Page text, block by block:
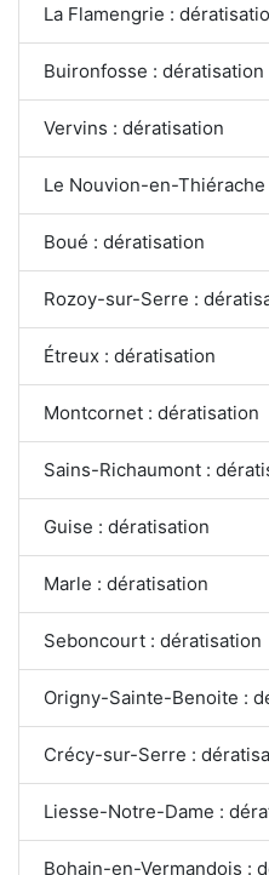
La Flamengrie :
Buironfosse : dératisation
Vervins : dératisation
Le Nouvion-en-
Boué : dératisation
Rozoy-sur-Serre :
Étreux : dératisation
Montcornet : dératisation
Sains-Richaumont :
Guise : dératisation
Marle : dératisation
Seboncourt : dératisation
Origny-Sainte-Benoite :
Crécy-sur-Serre :
Liesse-Notre-Dame :
Bohain-en-Vermandois :